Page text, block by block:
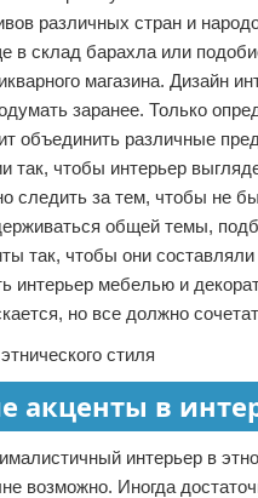
различных стран и
в склад барахла или
магазина. Дизайн
заранее. Только
объединить различные
так, чтобы интерьер
следить за тем, чтобы не
общей темы,
так, чтобы они
интерьер мебелью и
но все должно
акценты в
интерьер в
возможно. Иногда